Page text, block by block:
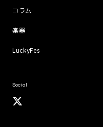
コラム
楽器
LuckyFes
Social